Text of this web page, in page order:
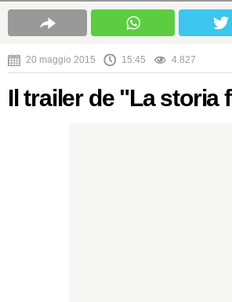
20 maggio 2015 15:45 4.827
Il trailer de "La storia